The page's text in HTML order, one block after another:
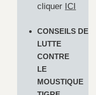
cliquer ICI
CONSEILS DE
LUTTE
CONTRE
LE
MOUSTIQUE